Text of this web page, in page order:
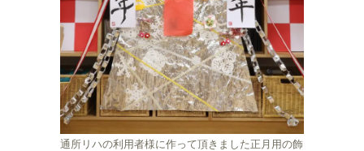
通所リハの利用者様に作って頂きました正月用の飾